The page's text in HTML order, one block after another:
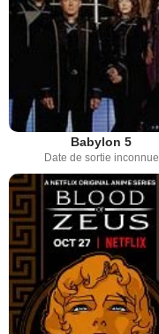
Babylon 5
Date de sortie inconnue